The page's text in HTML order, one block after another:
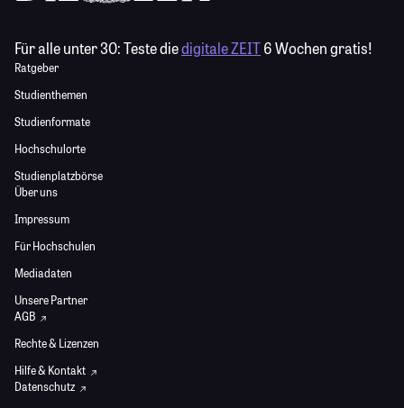
Für alle unter 30:Teste diedigitale ZEIT6 Wochen gratis!
Ratgeber
Studienthemen
Studienformate
Hochschulorte
Studienplatzbörse
Über uns
Impressum
Für Hochschulen
Mediadaten
Unsere Partner
AGB
Rechte & Lizenzen
Hilfe & Kontakt
Datenschutz